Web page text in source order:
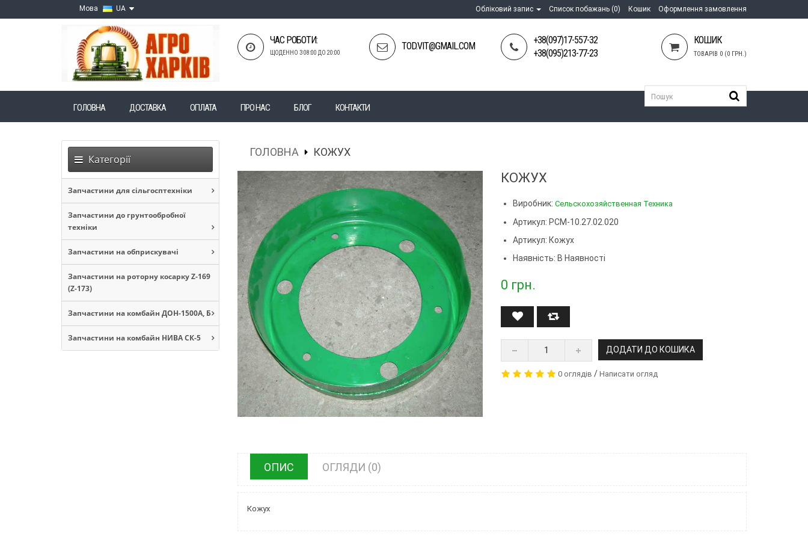
Мова UA Обліковий запис Список побажань (0) Кошик Оформлення замовлення
ЧАС РОБОТИ:
ЩОДЕННО З 08:00 ДО 20:00
TOD.VIT@GMAIL.COM
+38(097)17-557-32
+38(095)213-77-23
КОШИК
ТОВАРІВ 0 (0 ГРН.)
ГОЛОВНА ДОСТАВКА ОПЛАТА ПРО НАС БЛОГ КОНТАКТИ
Категорії
Запчастини для сільгосптехніки
Запчастини до грунтообробної
техніки
Запчастини на обприскувачі
Запчастини на роторну косарку Z-169
(Z-173)
Запчастини на комбайн ДОН-1500А, Б
Запчастини на комбайн НИВА СК-5
ГОЛОВНА КОЖУХ
КОЖУХ
Виробник:Сельскохозяйственная Техника
Артикул: РСМ-10.27.02.020
Артикул: Кожух
Наявність: В Наявності
0 грн.
ДОДАТИ ДО КОШИКА
0 оглядів /Написати огляд
ОПИС ОГЛЯДИ (0)
Кожух